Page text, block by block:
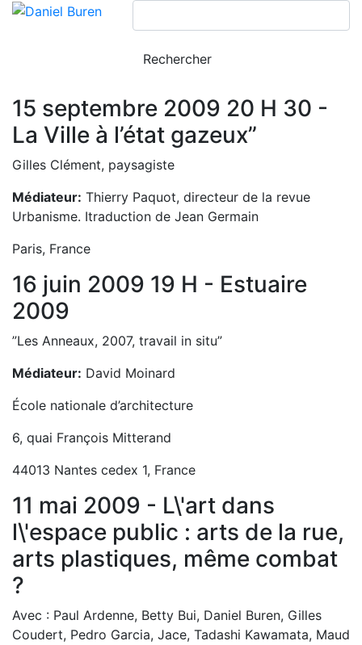
15 septembre 2009 20 H 30 -
La Ville à l’état gazeux”
Gilles Clément, paysagiste
Médiateur: Thierry Paquot, directeur de la revue
Urbanisme. Itraduction de Jean Germain
Paris, France
16 juin 2009 19 H - Estuaire
2009
”Les Anneaux, 2007, travail in situ”
Médiateur: David Moinard
École nationale d’architecture
6, quai François Mitterand
44013 Nantes cedex 1, France
11 mai 2009 - L\'art dans
l\'espace public : arts de la rue,
arts plastiques, même combat
?
Avec : Paul Ardenne, Betty Bui, Daniel Buren, Gilles
Coudert, Pedro Garcia, Jace, Tadashi Kawamata, Maud